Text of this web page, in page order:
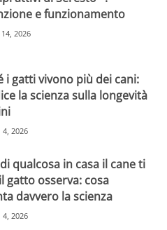
e funzionamento
2026
i gatti vivono più dei cani:
la scienza sulla longevità
4, 2026
qualcosa in casa il cane ti
gatto osserva: cosa
davvero la scienza
4, 2026